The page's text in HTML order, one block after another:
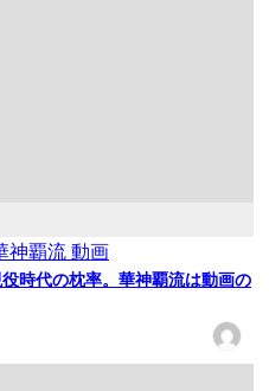
神覇流 動画
時代の枕率。華神覇流は動画の